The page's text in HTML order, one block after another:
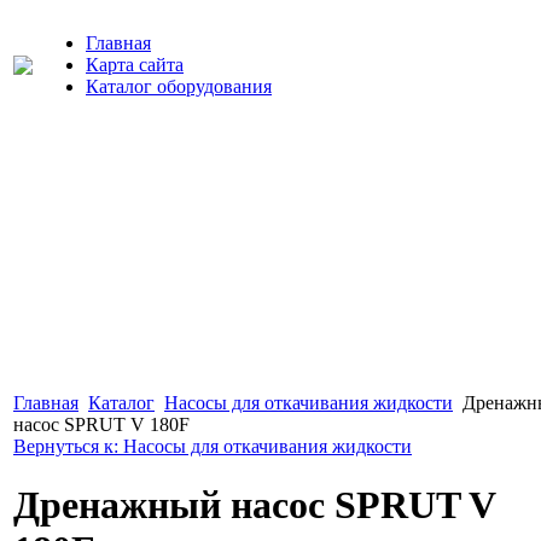
Главная
Карта сайта
Каталог оборудования
Главная Каталог Насосы для откачивания жидкости
насос SPRUT V 180F
Вернуться к: Насосы для откачивания жидкости
Дренажный насос SPRUT V